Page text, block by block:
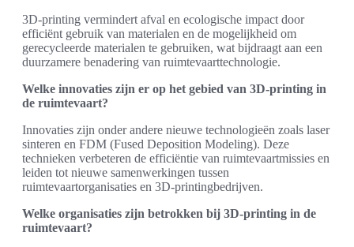
3D-printing vermindert afval en ecologische impact door
efficiënt gebruik van materialen en de mogelijkheid om
gerecycleerde materialen te gebruiken, wat bijdraagt aan een
duurzamere benadering van ruimtevaarttechnologie.
Welke innovaties zijn er op het gebied van 3D-printing in
de ruimtevaart?
Innovaties zijn onder andere nieuwe technologieën zoals laser
sinteren en FDM (Fused Deposition Modeling). Deze
technieken verbeteren de efficiëntie van ruimtevaartmissies en
leiden tot nieuwe samenwerkingen tussen
ruimtevaartorganisaties en 3D-printingbedrijven.
Welke organisaties zijn betrokken bij 3D-printing in de
ruimtevaart?